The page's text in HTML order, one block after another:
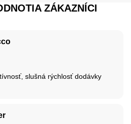
ZÁKAZNÍCI
slušná rýchlosť dodávky